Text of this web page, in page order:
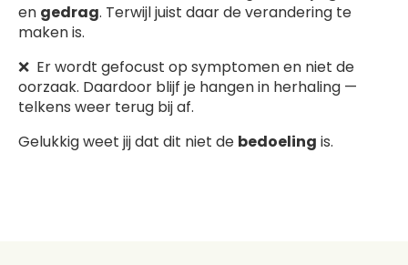
en gedrag. Terwijl juist daar de verandering te
maken is.
❌ Er wordt gefocust op symptomen en niet de
oorzaak. Daardoor blijf je hangen in herhaling —
telkens weer terug bij af.
Gelukkig weet jij dat dit niet de bedoeling is.